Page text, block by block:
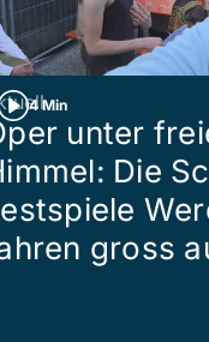
4 Min
unter
Die
gross